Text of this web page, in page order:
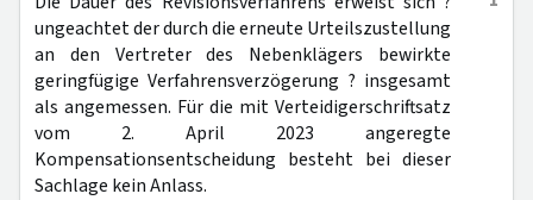
ungeachtet der durch die erneute Urteilszustellung
an den Vertreter des Nebenklägers bewirkte
geringfügige Verfahrensverzögerung ? insgesamt
als angemessen. Für die mit Verteidigerschriftsatz
vom 2. April 2023 angeregte
Kompensationsentscheidung besteht bei dieser
Sachlage kein Anlass.